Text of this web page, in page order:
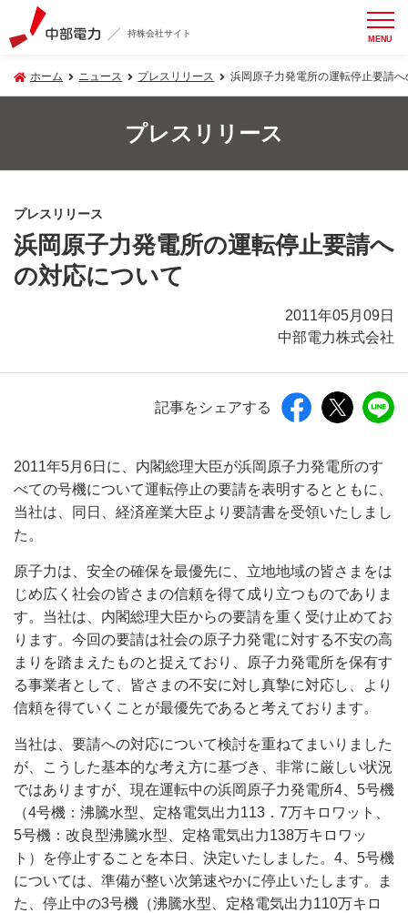
持株会社サイト MENU
ホーム ニュース プレスリリース 浜岡原子力発電所の運転停止要請
プレスリリース
プレスリリース
浜岡原子力発電所の運転停止要請へ
の対応について
2011年05月09日
中部電力株式会社
記事をシェアする
2011年5月6日に、内閣総理大臣が浜岡原子力発電所のす
べての号機について運転停止の要請を表明するとともに、
当社は、同日、経済産業大臣より要請書を受領いたしまし
た。
原子力は、安全の確保を最優先に、立地地域の皆さまをは
じめ広く社会の皆さまの信頼を得て成り立つものでありま
す。当社は、内閣総理大臣からの要請を重く受け止めてお
ります。今回の要請は社会の原子力発電に対する不安の高
まりを踏まえたものと捉えており、原子力発電所を保有す
る事業者として、皆さまの不安に対し真摯に対応し、より
信頼を得ていくことが最優先であると考えております。
当社は、要請への対応について検討を重ねてまいりました
が、こうした基本的な考え方に基づき、非常に厳しい状況
ではありますが、現在運転中の浜岡原子力発電所4、5号機
（4号機：沸騰水型、定格電気出力113．7万キロワット、
5号機：改良型沸騰水型、定格電気出力138万キロワッ
ト）を停止することを本日、決定いたしました。4、5号機
については、準備が整い次第速やかに停止いたします。ま
た、停止中の3号機（沸騰水型、定格電気出力110万キロ